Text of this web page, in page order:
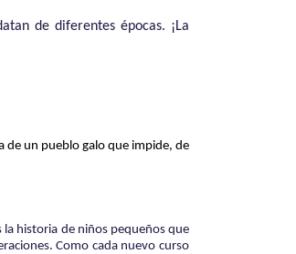
de diferentes épocas. ¡La
de un pueblo galo que impide, de
historia de niños pequeños que
Como cada nuevo curso